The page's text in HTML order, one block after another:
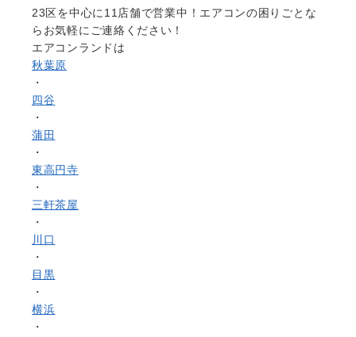
23区を中心に11店舗で営業中！エアコンの困りごとな
らお気軽にご連絡ください！
エアコンランドは
秋葉原
・
四谷
・
蒲田
・
東高円寺
・
三軒茶屋
・
川口
・
目黒
・
横浜
・